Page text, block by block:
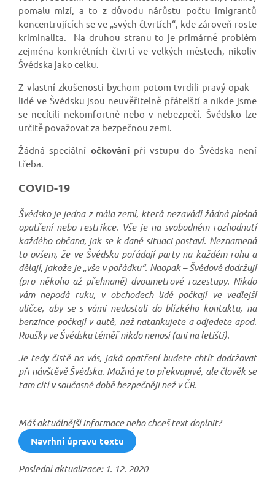
pomalu mizí, a to z důvodu nárůstu počtu imigrantů
koncentrujících se ve „svých čtvrtích“, kde zároveň roste
kriminalita. Na druhou stranu to je primárně problém
zejména konkrétních čtvrtí ve velkých městech, nikoliv
Švédska jako celku.
Z vlastní zkušenosti bychom potom tvrdili pravý opak –
lidé ve Švédsku jsou neuvěřitelně přátelští a nikde jsme
se necítili nekomfortně nebo v nebezpečí. Švédsko lze
určitě považovat za bezpečnou zemi.
Žádná speciální očkovánípři vstupu do Švédska není
třeba.
COVID-19
Švédsko je jedna z mála zemí, která nezavádí žádná plošná
opatření nebo restrikce. Vše je na svobodném rozhodnutí
každého občana, jak se k dané situaci postaví. Neznamená
to ovšem, že ve Švédsku pořádají party na každém rohu a
dělají, jakože je „vše v pořádku“. Naopak – Švédové dodržují
(pro někoho až přehnaně) dvoumetrové rozestupy. Nikdo
vám nepodá ruku, v obchodech lidé počkají ve vedlejší
uličce, aby se s vámi nedostali do blízkého kontaktu, na
benzince počkají v autě, než natankujete a odjedete apod.
Roušky ve Švédsku téměř nikdo nenosí (ani na letišti).
Je tedy čistě na vás, jaká opatření budete chtít dodržovat
při návštěvě Švédska. Možná je to překvapivé, ale člověk se
tam cítí v současné době bezpečněji než v ČR.
Máš aktuálnější informace nebo chceš text doplnit?
Navrhni úpravu textu
Poslední aktualizace: 1. 12. 2020